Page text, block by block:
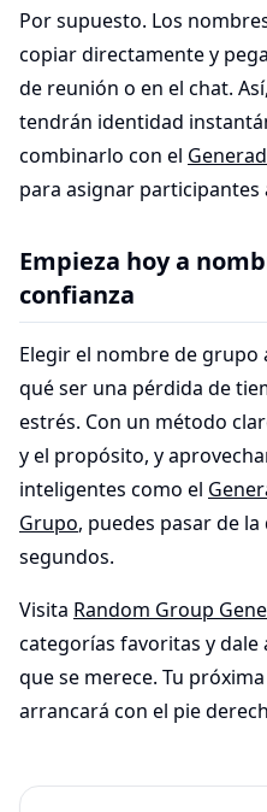
Por supuesto. Los
copiar directamente y
de reunión o en el chat.
tendrán identidad
combinarlo con el
para asignar participantes
Empieza hoy a
confianza
Elegir el nombre de
qué ser una pérdida de
estrés. Con un método
y el propósito, y
inteligentes como el
Grupo, puedes pasar de
segundos.
Visita Random Group
categorías favoritas y dale
que se merece. Tu
arrancará con el pie